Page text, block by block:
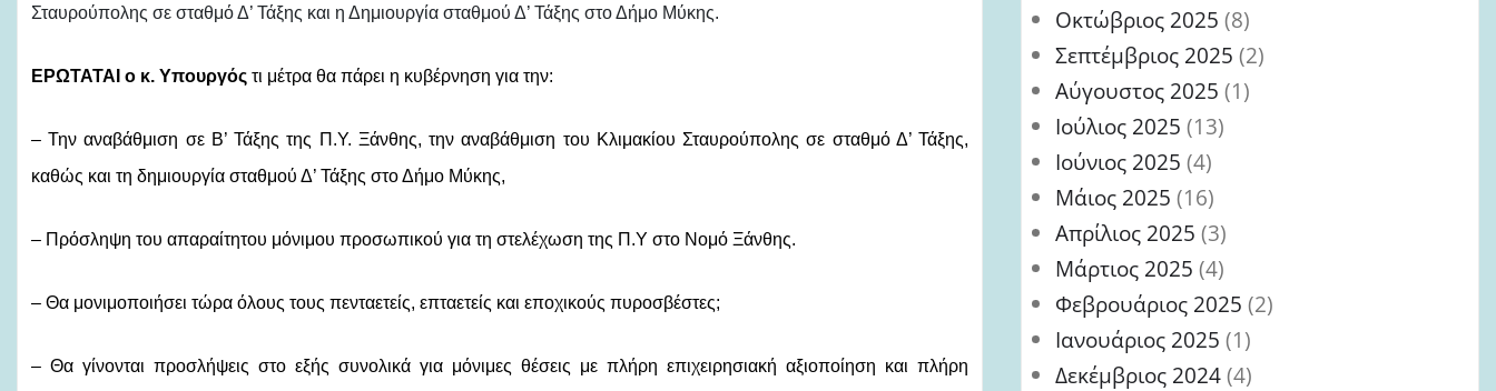
Σταυρούπολης σε σταθμό Δ’ Τάξης και η Δημιουργία σταθμού Δ’ Τάξης στο Δήμο Μύκης.
ΕΡΩΤΑΤΑΙ ο κ. Υπουργός τι μέτρα θα πάρει η κυβέρνηση για την:
– Την αναβάθμιση σε Β’ Τάξης της Π.Υ. Ξάνθης, την αναβάθμιση του Κλιμακίου Σταυρούπολης σε σταθμό Δ’ Τάξης,
καθώς και τη δημιουργία σταθμού Δ’ Τάξης στο Δήμο Μύκης,
– Πρόσληψη του απαραίτητου μόνιμου προσωπικού για τη στελέχωση της Π.Υ στο Νομό Ξάνθης.
– Θα μονιμοποιήσει τώρα όλους τους πενταετείς, επταετείς και εποχικούς πυροσβέστες;
– Θα γίνονται προσλήψεις στο εξής συνολικά για μόνιμες θέσεις με πλήρη επιχειρησιακή αξιοποίηση και πλήρη
Οκτώβριος 2025 (8)
Σεπτέμβριος 2025 (2)
Αύγουστος 2025 (1)
Ιούλιος 2025 (13)
Ιούνιος 2025 (4)
Μάιος 2025 (16)
Απρίλιος 2025 (3)
Μάρτιος 2025 (4)
Φεβρουάριος 2025 (2)
Ιανουάριος 2025 (1)
Δεκέμβριος 2024(4)